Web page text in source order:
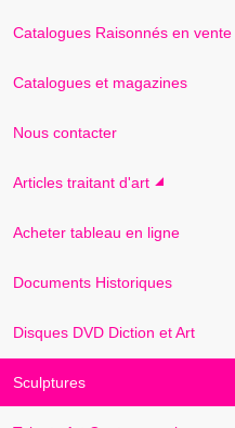
Catalogues Raisonnés en vente
Catalogues et magazines
Nous contacter
Articles traitant d'art
Acheter tableau en ligne
Documents Historiques
Disques DVD Diction et Art
Sculptures